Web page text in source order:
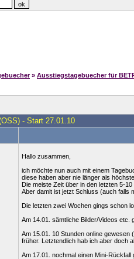
» Ausstiegstagebuecher für
- Start 27.01.10
Hallo zusammen,
ich möchte nun auch mit einem
diese haben aber nie länger als
Die meiste Zeit über in den letzten 5-
Aber damit ist jetzt Schluss (auch falls
Die letzten zwei Wochen gings schon
Am 14.01. sämtliche Bilder/Videos etc.
Am 15.01. 10 Stunden online
früher. Letztendlich hab ich aber doch
Am 17.01. nochmal einen Mini-